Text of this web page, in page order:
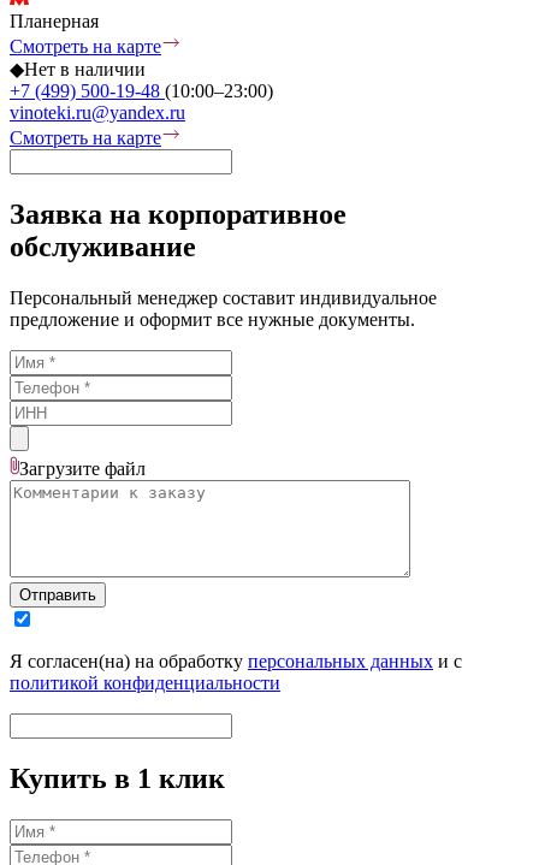
Планерная
Смотреть на карте
◆Нет в наличии
+7 (499) 500-19-48 (10:00–23:00)
vinoteki.ru@yandex.ru
Смотреть на карте
Заявка на корпоративное
обслуживание
Персональный менеджер составит индивидуальное
предложение и оформит все нужные документы.
Загрузите файл
Отправить
Я согласен(на) на обработку персональных данных и с
политикой конфиденциальности
Купить в 1 клик